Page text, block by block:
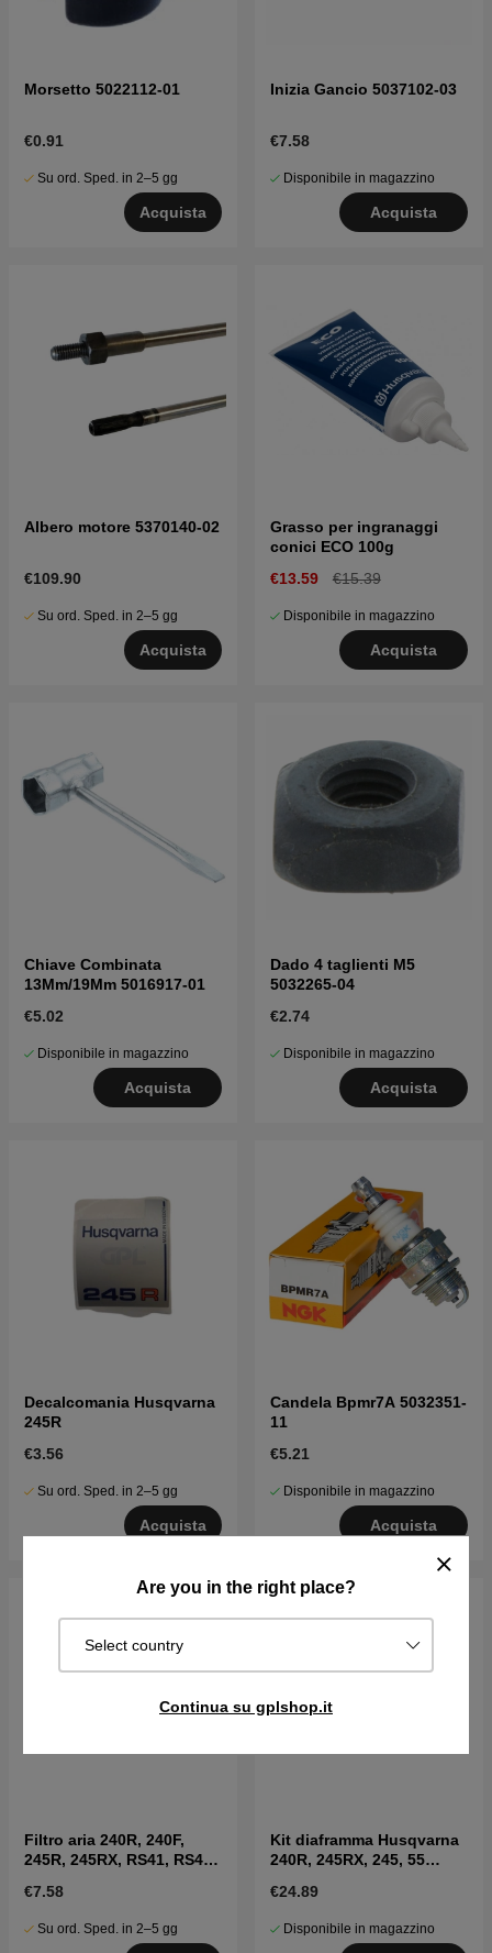
Are you in the right place?
Select country
Continua su gplshop.it
Morsetto 5022112-01
€0.91
Su ord. Sped. in 2–5 gg
Acquista
Inizia Gancio 5037102-03
€7.58
Disponibile in magazzino
Acquista
Albero motore 5370140-02
€109.90
Su ord. Sped. in 2–5 gg
Acquista
Grasso per ingranaggi
conici ECO 100g
€13.59
€15.39
Disponibile in magazzino
Acquista
Chiave Combinata
13Mm/19Mm 5016917-01
€5.02
Disponibile in magazzino
Acquista
Dado 4 taglienti M5
5032265-04
€2.74
Disponibile in magazzino
Acquista
Decalcomania Husqvarna
245R
€3.56
Su ord. Sped. in 2–5 gg
Acquista
Candela Bpmr7A 5032351-
11
€5.21
Disponibile in magazzino
Acquista
Filtro aria 240R, 240F,
245R, 245RX, RS41, RS44,
€7.58
Su ord. Sped. in 2–5 gg
Kit diaframma Husqvarna
240R, 245RX, 245, 55
€24.89
Disponibile in magazzino